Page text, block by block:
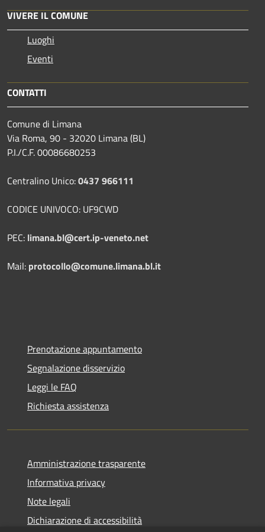
VIVERE IL COMUNE
Luoghi
Eventi
CONTATTI
Comune di Limana
Via Roma, 90 - 32020 Limana (BL)
P.I./C.F. 00086680253
Centralino Unico:0437 966111
CODICE UNIVOCO: UF9CWD
PEC: limana.bl@cert.ip-veneto.net
Mail: protocollo@comune.limana.bl.it
Prenotazione appuntamento
Segnalazione disservizio
Leggi le FAQ
Richiesta assistenza
Amministrazione trasparente
Informativa privacy
Note legali
Dichiarazione di accessibilità